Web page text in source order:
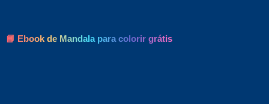
📘 Ebook de Mandala para colorir grátis